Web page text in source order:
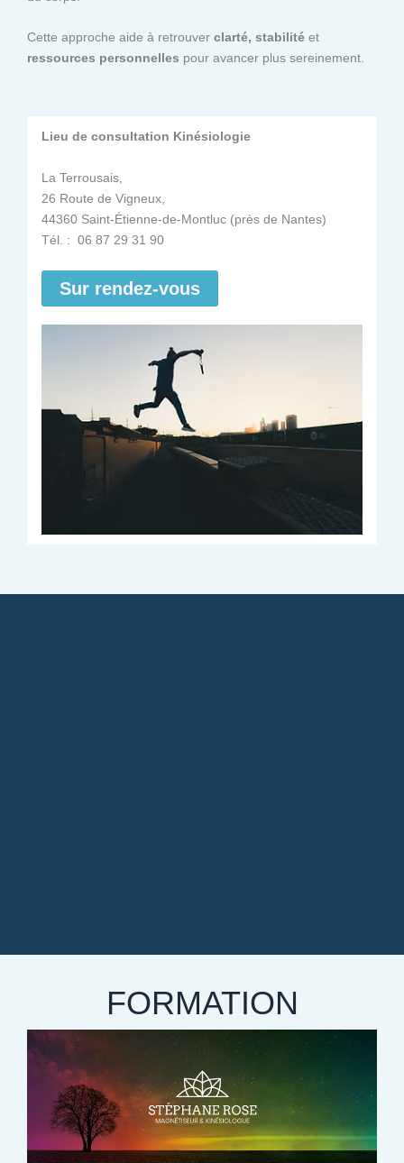
Cette approche aide à retrouver clarté, stabilité et
ressources personnelles pour avancer plus sereinement.
Lieu de consultation Kinésiologie
La Terrousais,
26 Route de Vigneux,
44360 Saint-Étienne-de-Montluc (près de Nantes)
Tél. : 06 87 29 31 90
Sur rendez-vous
FORMATION